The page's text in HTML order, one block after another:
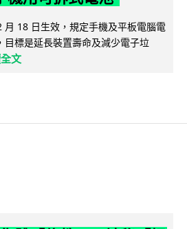
18 日生效，規定手機及平板電腦電
標是延長裝置壽命及減少電子垃
文